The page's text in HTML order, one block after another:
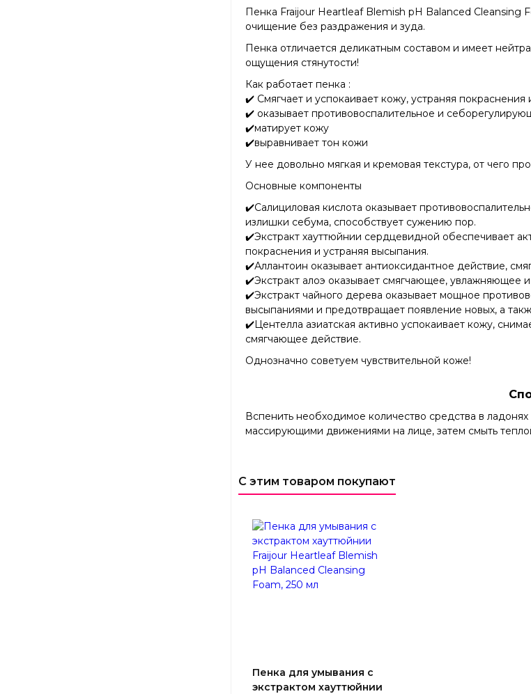
Пенка Fraijour Heartleaf Blemish pH Balanced Cleansing
очищение без раздражения и зуда.
Пенка отличается деликатным составом и имеет
ощущения стянутости!
Как работает пенка :
✔️ Смягчает и успокаивает кожу, устраняя покраснения
✔️ оказывает противовоспалительное и
✔️матирует кожу
✔️выравнивает тон кожи
У нее довольно мягкая и кремовая текстура, от чего
Основные компоненты
✔️Салициловая кислота оказывает
излишки себума, способствует сужению пор.
✔️Экстракт хауттюйнии сердцевидной обеспечивает
покраснения и устраняя высыпания.
✔️Аллантоин оказывает антиоксидантное действие,
✔️Экстракт алоэ оказывает смягчающее, увлажняющее
✔️Экстракт чайного дерева оказывает мощное
высыпаниями и предотвращает появление новых, а
✔️Центелла азиатская активно успокаивает кожу,
смягчающее действие.
Однозначно советуем чувствительной коже!
Вспенить необходимое количество средства в
массирующими движениями на лице, затем смыть
С этим товаром покупают
Пенка для умывания с
экстрактом хауттюйнии